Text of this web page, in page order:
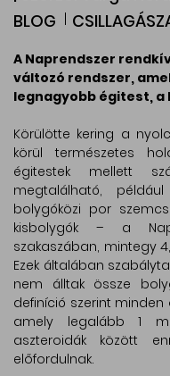
BLOG
A Naprendszer
változó rendszer,
legnagyobb égitest, a
Körülötte kering a
körül természetes
égitestek mellett
megtalálható,
bolygóközi por
kisbolygók – a
szakaszában, mintegy
Ezek általában
nem álltak össze
definíció szerint
amely legalább 1
aszteroidák között
előfordulnak.